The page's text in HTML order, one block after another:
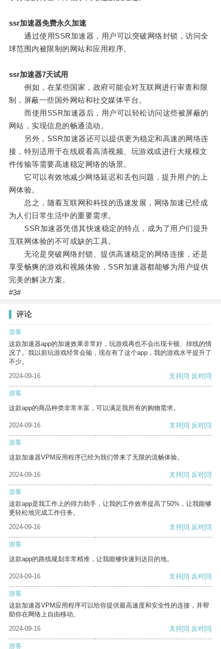
ssr加速器免费永久加速
通过使用SSR加速器，用户可以突破网络封锁，访问全
球范围内被限制的网站和应用程序。
ssr加速器7天试用
例如，在某些国家，政府可能会对互联网进行审查和限
制，屏蔽一些国外网站和社交媒体平台。
而使用SSR加速器后，用户可以轻松访问这些被屏蔽的
网站，实现信息的畅通流动。
另外，SSR加速器还可以提供更为稳定和高速的网络连
接，特别适用于在线观看高清视频、玩游戏或进行大规模文
件传输等需要高速稳定网络的场景。
它可以有效地减少网络延迟和丢包问题，提升用户的上
网体验。
总之，随着互联网和科技的迅速发展，网络加速已经成
为人们日常生活中的重要需求。
SSR加速器凭借其快速稳定的特点，成为了用户们提升
互联网体验的不可或缺的工具。
无论是突破网络封锁、提供高速稳定的网络连接，还是
享受畅爽的游戏和视频体验，SSR加速器都能够为用户提供
完美的解决方案。
#3#
评论
游客
这款加速器app的加速效果非常好，玩游戏再也不会出现卡顿、掉线的情
况了。我以前玩游戏经常会输，现在有了这个app，我的游戏水平提升了
不少。
2024-09-16
支持[0] 反对[0]
游客
这款app的商品种类非常丰富，可以满足我所有的购物需求。
2024-09-16 支持[0] 反对[0]
游客
这款加速器VPM应用程序已经为我们带来了无限的流畅体验。
2024-09-16 支持[0] 反对[0]
游客
这款app是我工作上的得力助手，让我的工作效率提高了50%，让我能够
更轻松地完成工作任务。
2024-09-16
支持[0] 反对[0]
游客
这款app的路线规划非常精准，让我能够快速到达目的地。
2024-09-16 支持[0] 反对[0]
游客
这款加速器VPM应用程序可以给你提供最高速度和安全性的连接，并帮
助你在网络上自由移动。
2024-09-16
支持[0] 反对[0]
游客